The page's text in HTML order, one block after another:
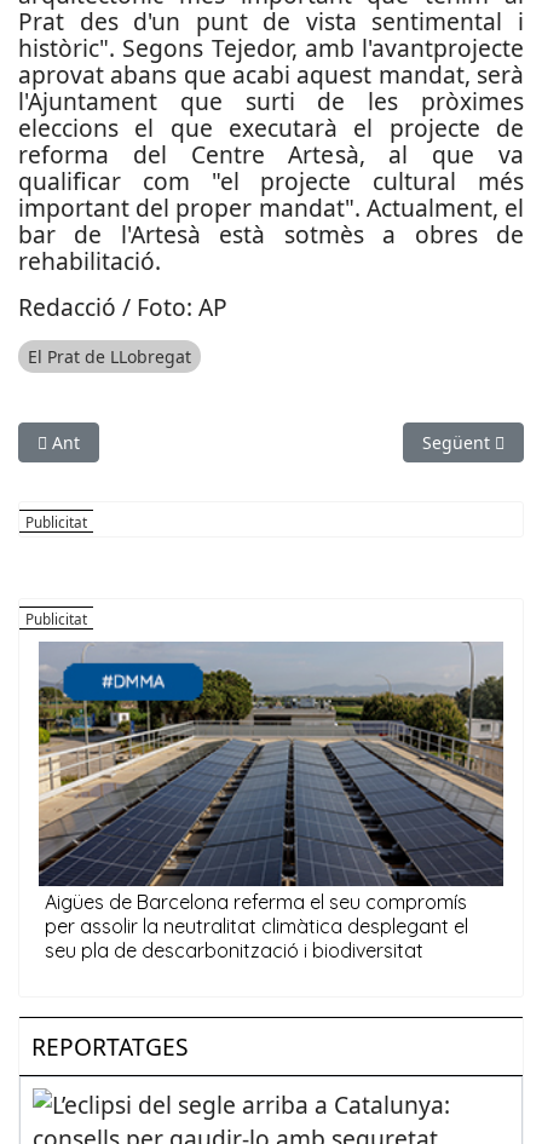
Prat des d'un punt de vista sentimental i
històric". Segons Tejedor, amb l'avantprojecte
aprovat abans que acabi aquest mandat, serà
l'Ajuntament que surti de les pròximes
eleccions el que executarà el projecte de
reforma del Centre Artesà, al que va
qualificar com "el projecte cultural més
important del proper mandat". Actualment, el
bar de l'Artesà està sotmès a obres de
rehabilitació.
Redacció / Foto: AP
El Prat de LLobregat
Article anterior: La UPC de Castelldefels inaugura demà el
Ant Article
Següent
REPORTATGES